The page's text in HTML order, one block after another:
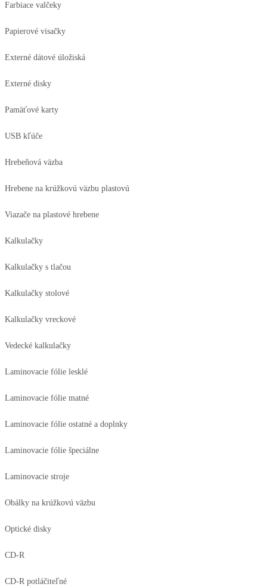
Farbiace valčeky
Papierové visačky
Externé dátové úložiská
Externé disky
Pamäťové karty
USB kľúče
Hrebeňová väzba
Hrebene na krúžkovú väzbu plastovú
Viazače na plastové hrebene
Kalkulačky
Kalkulačky s tlačou
Kalkulačky stolové
Kalkulačky vreckové
Vedecké kalkulačky
Laminovacie fólie lesklé
Laminovacie fólie matné
Laminovacie fólie ostatné a doplnky
Laminovacie fólie špeciálne
Laminovacie stroje
Obálky na krúžkovú väzbu
Optické disky
CD-R
CD-R potláčiteľné